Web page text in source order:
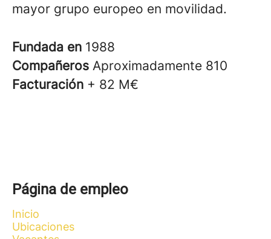
mayor grupo europeo en movilidad.
Fundada en 1988
Compañeros Aproximadamente 810
Facturación + 82 M€
Página de empleo
Inicio
Ubicaciones